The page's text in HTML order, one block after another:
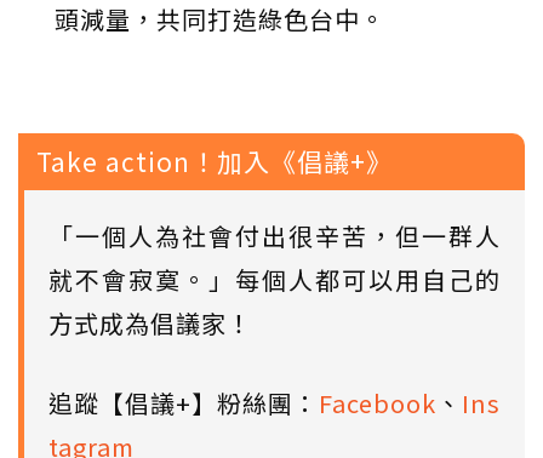
頭減量，共同打造綠色台中。
Take action！加入《倡議+》
「一個人為社會付出很辛苦，但一群人
就不會寂寞。」每個人都可以用自己的
方式成為倡議家！
追蹤【倡議+】粉絲團： Facebook 、 Ins
tagram